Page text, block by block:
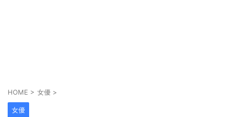
HOME > 女優 >
女優